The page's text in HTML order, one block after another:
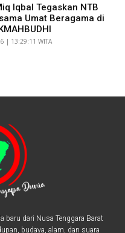
Iqbal Tegaskan NTB
Umat Beragama di
| 13:29:11 WITA
baru dari Nusa Tenggara Barat
budaya, alam, dan suara